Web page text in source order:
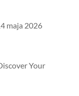
maja 2026
Your